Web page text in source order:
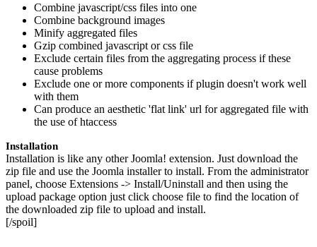
Combine javascript/css files into one
Combine background images
Minify aggregated files
Gzip combined javascript or css file
Exclude certain files from the aggregating process if these
cause problems
Exclude one or more components if plugin doesn't work well
with them
Can produce an aesthetic 'flat link' url for aggregated file with
the use of htaccess
Installation
Installation is like any other Joomla! extension. Just download the
zip file and use the Joomla installer to install. From the administrator
panel, choose Extensions -> Install/Uninstall and then using the
upload package option just click choose file to find the location of
the downloaded zip file to upload and install.
[/spoil]